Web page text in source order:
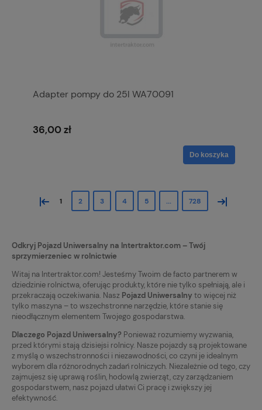
Adapter pompy do 25l WA70091
36,00 zł
Do koszyka
« 1 2 3 4 5 ... 728 »
Odkryj Pojazd Uniwersalny na Intertraktor.com – Twój
sprzymierzeniec w rolnictwie
Witaj na Intertraktor.com! Jesteśmy Twoim de facto partnerem w
dziedzinie rolnictwa, oferując produkty, które nie tylko spełniają, ale i
przekraczają oczekiwania. Nasz Pojazd Uniwersalny to więcej niż
tylko maszyna – to wszechstronne narzędzie, które stanie się
nieodłącznym elementem Twojego gospodarstwa.
Dlaczego Pojazd Uniwersalny? Ponieważ rozumiemy wyzwania,
przed którymi stają dzisiejsi rolnicy. Nasze pojazdy są projektowane
z myślą o wszechstronności i niezawodności, co czyni je idealnym
wyborem dla różnorodnych zadań rolniczych. Niezależnie od tego, czy
zajmujesz się uprawą roślin, hodowlą zwierząt, czy zarządzaniem
gospodarstwem, nasz pojazd ułatwi Ci pracę i zwiększy jej
efektywność.